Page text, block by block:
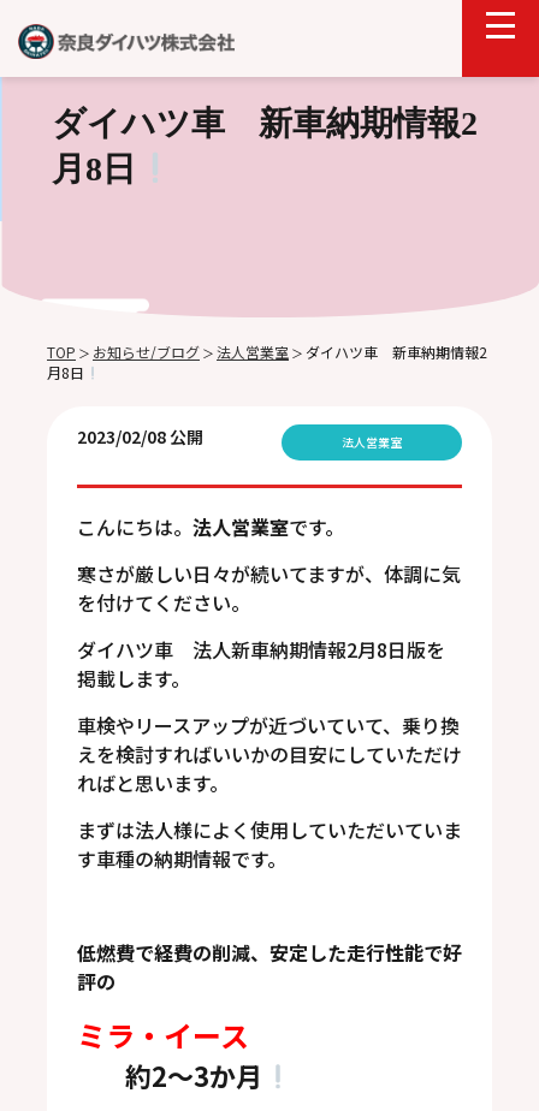
ダイハツ車 新車納期情報2
月8日
TOP ＞ お知らせ/ブログ ＞ 法人営業室 ＞ ダイハツ車 新車納期情報2
月8日
2023/02/08 公開 法人営業室
こんにちは。 法人営業室です。
寒さが厳しい日々が続いてますが、体調に気
を付けてください。
ダイハツ車 法人新車納期情報2月8日版を
掲載します。
車検やリースアップが近づいていて、乗り換
えを検討すればいいかの目安にしていただけ
ればと思います。
まずは法人様によく使用していただいていま
す車種の納期情報です。
低燃費で経費の削減、安定した走行性能で好
評の
ミラ・イース
約2～3か月